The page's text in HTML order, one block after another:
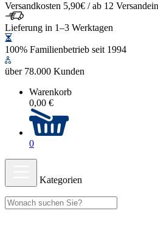
Versandkosten 5,90€ / ab 12
Lieferung in 1–3 Werktagen
100% Familienbetrieb seit 1994
über 78.000 Kunden
Warenkorb
0,00 €
0
Kategorien